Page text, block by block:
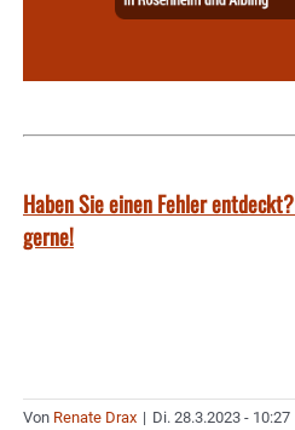
Haben Sie einen Fehler
gerne!
Von Renate Drax | Di. 28.3.2023 - 10:27